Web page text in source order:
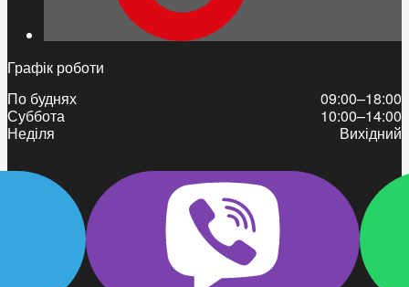
Графік роботи
По буднях
09:00–18:00
Суббота
10:00–14:00
Неділя
Вихідний